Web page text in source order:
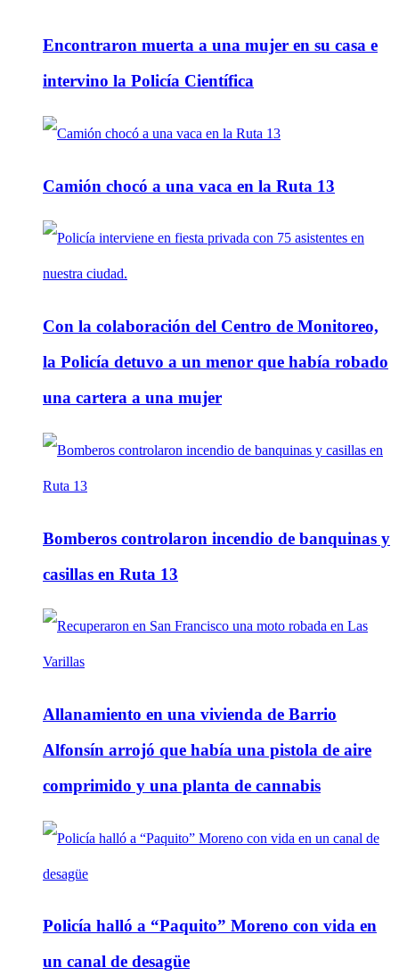
Encontraron muerta a una mujer en su casa e
intervino la Policía Científica
Camión chocó a una vaca en la Ruta 13
Con la colaboración del Centro de Monitoreo,
la Policía detuvo a un menor que había robado
una cartera a una mujer
Bomberos controlaron incendio de banquinas y
casillas en Ruta 13
Allanamiento en una vivienda de Barrio
Alfonsín arrojó que había una pistola de aire
comprimido y una planta de cannabis
Policía halló a “Paquito” Moreno con vida en
un canal de desagüe